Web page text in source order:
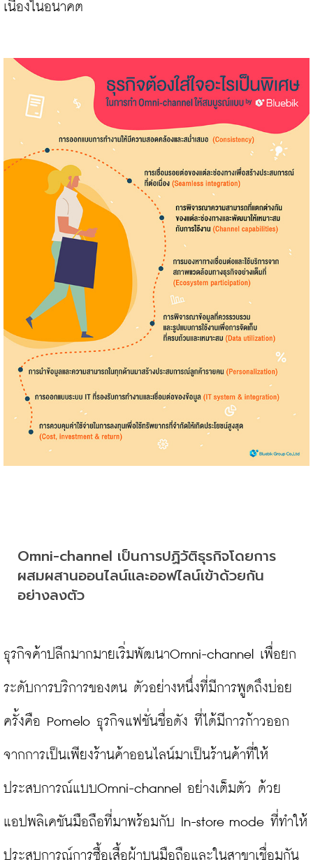
เนื่องในอนาคต
Omni-channel เป็นการปฏิวัติธุรกิจโดยการ
ผสมผสานออนไลน์และออฟไลน์เข้าด้วยกัน
อย่างลงตัว
ธุรกิจค้าปลีกมากมายเริ่มพัฒนาOmni-channel เพื่อยก
ระดับการบริการของตน ตัวอย่างหนึ่งที่มีการพูดถึงบ่อย
ครั้งคือ Pomelo ธุรกิจแฟชั่นชื่อดัง ที่ได้มีการก้าวออก
จากการเป็นเพียงร้านค้าออนไลน์มาเป็นร้านค้าที่ให้
ประสบการณ์แบบOmni-channel อย่างเต็มตัว ด้วย
แอปพลิเคชันมือถือที่มาพร้อมกับ In-store mode ที่ทำให้
ประสบการณ์การซื้อเสื้อผ้าบนมือถือและในสาขาเชื่อมกัน